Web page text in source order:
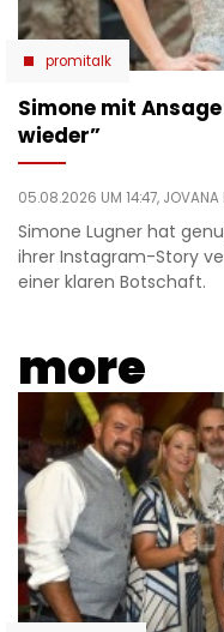
promitalk
Simone mit
wieder”
05.08.2026 UM 14:47, JOVANA
Simone Lugner hat
ihrer Instagram-Story
einer klaren Botschaft.
more